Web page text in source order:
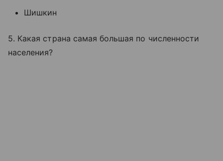
Шишкин
5. Какая страна самая большая по численности
населения?